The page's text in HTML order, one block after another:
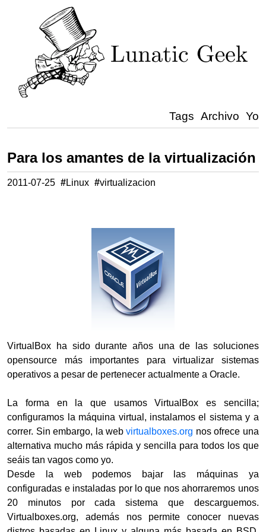
Tags Archivo Yo
Para los amantes de la virtualización
2011-07-25 #Linux #virtualizacion
VirtualBox ha sido durante años una de las soluciones
opensource más importantes para virtualizar sistemas
operativos a pesar de pertenecer actualmente a Oracle.
La forma en la que usamos VirtualBox es sencilla;
configuramos la máquina virtual, instalamos el sistema y a
correr. Sin embargo, la webvirtualboxes.org nos ofrece una
alternativa mucho más rápida y sencilla para todos los que
seáis tan vagos como yo.
Desde la web podemos bajar las máquinas ya
configuradas e instaladas por lo que nos ahorraremos unos
20 minutos por cada sistema que descarguemos.
Virtualboxes.org, además nos permite conocer nuevas